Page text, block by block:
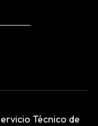
Técnico de